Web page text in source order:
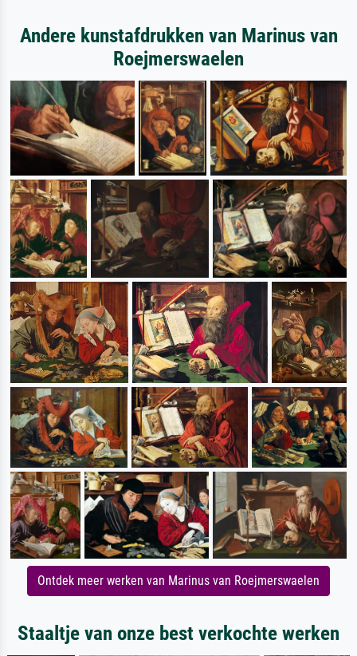
Andere kunstafdrukken van Marinus van
Roejmerswaelen
Ontdek meer werken van Marinus van Roejmerswaelen
Staaltje van onze best verkochte werken